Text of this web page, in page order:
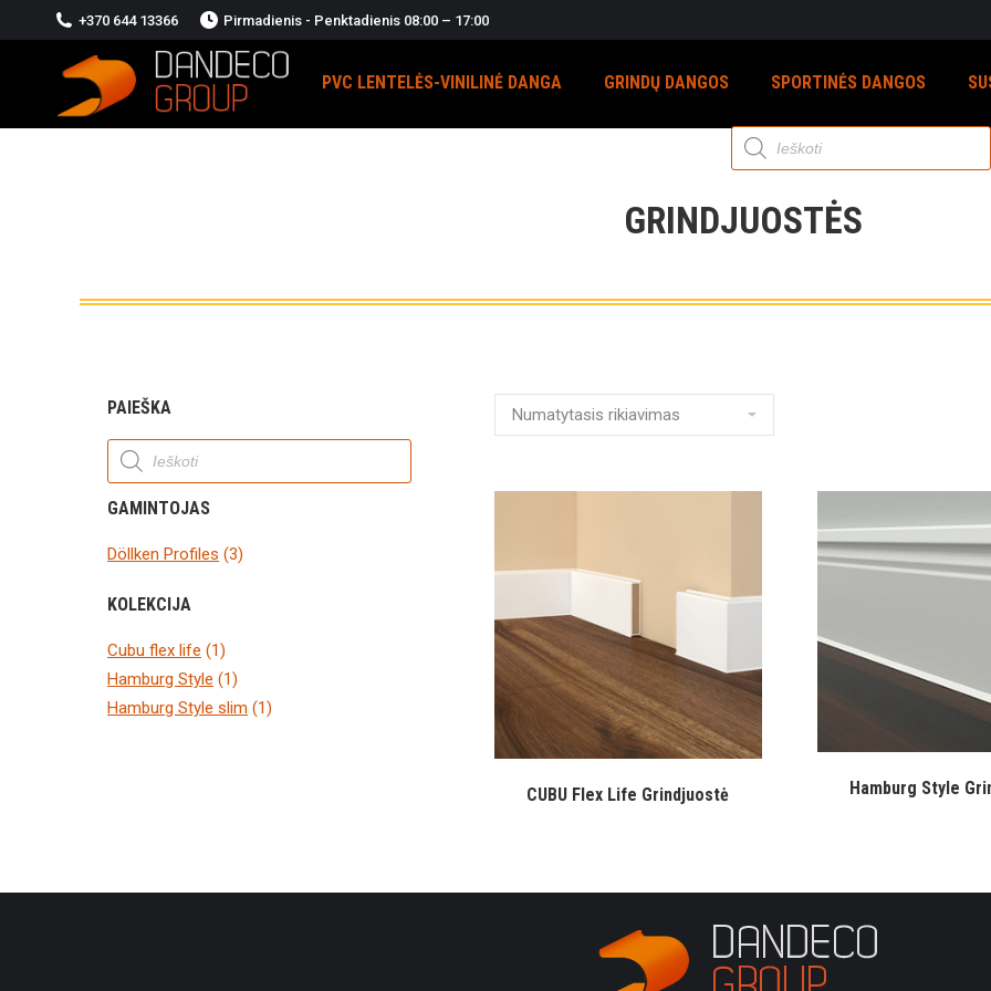
+370 644 13366 Pirmadienis - Penktadienis 08:00 – 17:00
PVC LENTELĖS-VINILINĖ DANGA GRINDŲ DANGOS SPORTINĖS DANGOS
Products
search
GRINDJUOSTĖS
CUBU Flex Life Grindjuostė Hamburg Style
PAIEŠKA
Products
search
GAMINTOJAS
Döllken Profiles (3)
KOLEKCIJA
Cubu flex life (1)
Hamburg Style (1)
Hamburg Style slim (1)